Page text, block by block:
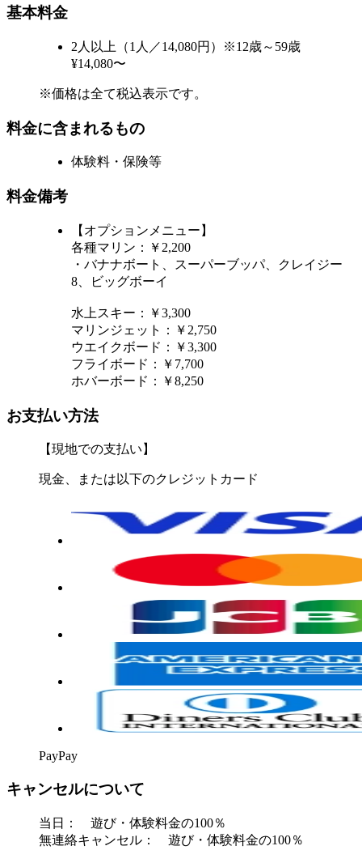
基本料金
2人以上（1人／14,080円）※12歳～59歳
¥14,080〜
※価格は全て税込表示です。
料金に含まれるもの
体験料・保険等
料金備考
【オプションメニュー】
各種マリン：￥2,200
・バナナボート、スーパーブッパ、クレイジー
8、ビッグボーイ
水上スキー：￥3,300
マリンジェット：￥2,750
ウエイクボード：￥3,300
フライボード：￥7,700
ホバーボード：￥8,250
お支払い方法
【現地での支払い】
現金、または以下のクレジットカード
PayPay
キャンセルについて
当日： 遊び・体験料金の100％
無連絡キャンセル： 遊び・体験料金の100％